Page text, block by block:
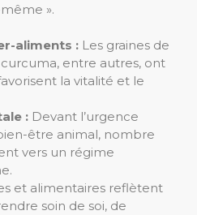
».
aliments : Les graines de
curcuma, entre autres, ont
la vitalité et le
: Devant l’urgence
être animal, nombre
vers un régime
et alimentaires reflètent
soin de soi, de